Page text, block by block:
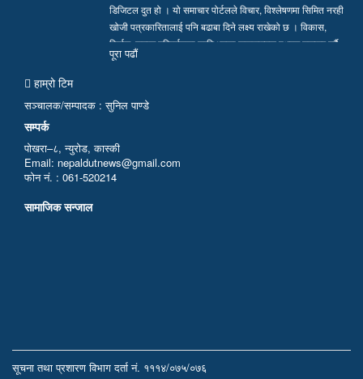
डिजिटल दुत हो । यो समाचार पोर्टलले विचार, विश्लेषणमा सिमित नरही
खोजी पत्रकारितालाई पनि बढाबा दिने लक्ष्य राखेको छ । विकास,
निर्माण, समाज परिवर्तनका लागि भएका सकारात्मक पक्षहरु उजागर गर्दै
सत्य, तथ्य र निष्पक्ष समाचार सम्प्रेषण गर्न हामी प्रतिवद्ध छौं…
पूरा पढाैं
हाम्रो टिम
सञ्चालक/सम्पादक : सुनिल पाण्डे
सम्पर्क
पोखरा–८, न्युरोड, कास्की
Email: nepaldutnews@gmail.com
फोन नं. : 061-520214
सामाजिक सन्जाल
सूचना तथा प्रशारण विभाग दर्ता नं. १११४/०७५/०७६